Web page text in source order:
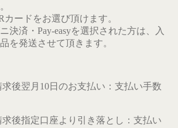
ードをお選び頂けます。
決済・Pay-easyを選択された方は、入
を発送させて頂きます。
求後翌月10日のお支払い：支払い手数
求後指定口座より引き落とし：支払い